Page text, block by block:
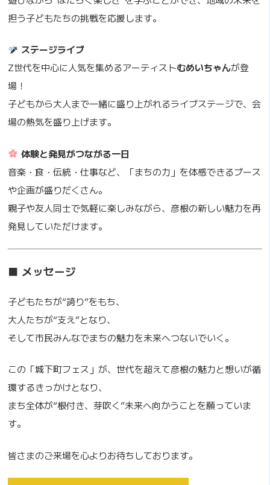
担う子どもたちの挑戦を応援します。
ステージライブ
Z世代を中心に人気を集めるアーティストむめいちゃんが登
場！
子どもから大人まで一緒に盛り上がれるライブステージで、会
場の熱気を盛り上げます。
体験と発見がつながる一日
音楽・食・伝統・仕事など、「まちの力」を体感できるブース
や企画が盛りだくさん。
親子や友人同士で気軽に楽しみながら、彦根の新しい魅力を再
発見していただけます。
■ メッセージ
子どもたちが“誇り”をもち、
大人たちが“支え”となり、
そして市民みんなでまちの魅力を未来へつないでいく。
この「城下町フェス」が、世代を超えて彦根の魅力と想いが循
環するきっかけとなり、
まち全体が“根付き、芽吹く”未来へ向かうことを願っていま
す。
皆さまのご来場を心よりお待ちしております。